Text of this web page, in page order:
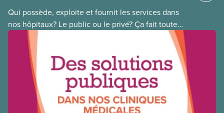
Qui possède, exploite et fournit les services dans
nos hôpitaux? Le public ou le privé? Ça fait toute
une différence. Un hôpital public coûte moins cher,
en donne plus et est voué à l’intérêt public.